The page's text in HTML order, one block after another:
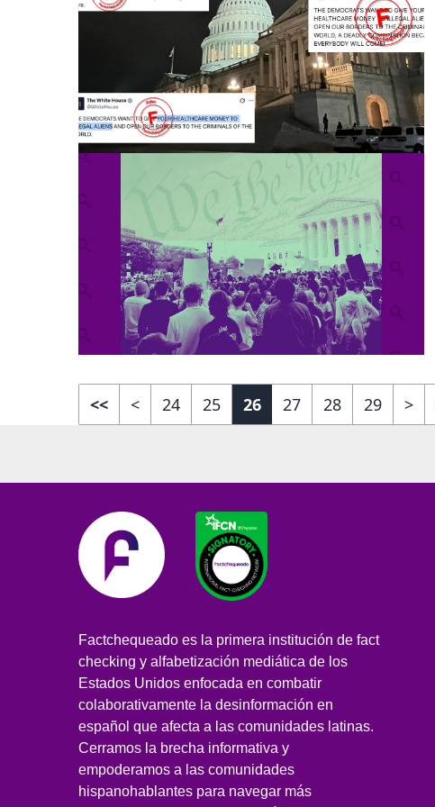
<< < 24 25 26 27 28 29 >
Factchequeado es la primera institución de fact
checking y alfabetización mediática de los
Estados Unidos enfocada en combatir
colaborativamente la desinformación en
español que afecta a las comunidades latinas.
Cerramos la brecha informativa y
empoderamos a las comunidades
hispanohablantes para navegar más